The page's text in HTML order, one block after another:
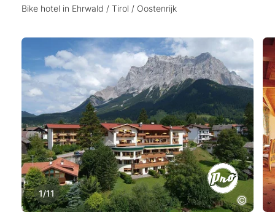
Bike hotel in Ehrwald / Tirol / Oostenrijk
1/11